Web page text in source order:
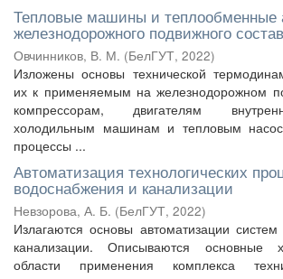
Тепловые машины и теплообменные
железнодорожного подвижного
Овчинников, В. М. (БелГУТ, 2022)
Изложены основы технической
их к применяемым на железнодорожном
компрессорам, двигателям
холодильным машинам и тепловым
процессы ...
Автоматизация технологических
водоснабжения и канализации
Невзорова, А. Б. (БелГУТ, 2022)
Излагаются основы автоматизации
канализации. Описываются основные
области применения комплекса